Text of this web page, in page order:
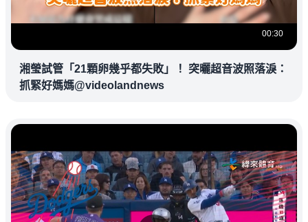
00:30
湘瑩試管「21顆卵幾乎都失敗」！ 突曬超音波照落淚：
抓緊好媽媽@videolandnews